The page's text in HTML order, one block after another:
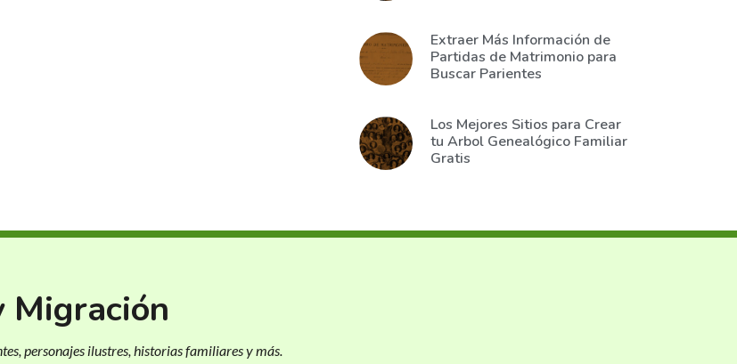
Extraer Más Información de
Partidas de Matrimonio para
Buscar Parientes
Los Mejores Sitios para Crear
tu Arbol Genealógico Familiar
Gratis
Migración
personajes ilustres, historias familiares y más.